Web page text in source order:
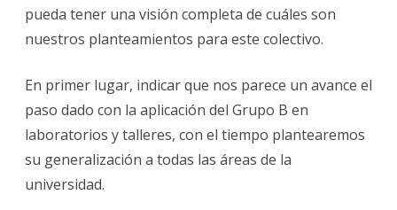
pueda tener una visión completa de cuáles son
nuestros planteamientos para este colectivo.
En primer lugar, indicar que nos parece un avance el
paso dado con la aplicación del Grupo B en
laboratorios y talleres, con el tiempo plantearemos
su generalización a todas las áreas de la
universidad.